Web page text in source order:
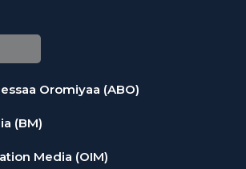
Oromiyaa (ABO)
(BM)
Media (OIM)